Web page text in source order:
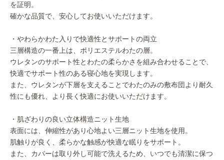
を証明。
確かな品質で、安心してお使いいただけます。
・やわらかわた入りで快適性とサポートの両立
三層構造の一番上は、ポリエステルわたの層。
ウレタンのサポート性とわたの柔らかさを組み合わせることで、
快適でサポート性のある寝心地を実現します。
また、ウレタンが下層を支えることでわたのみの敷布団より耐久
性にも優れ、より長く快適にお使いいただけます。
・肌ざわりの良い立体構造ニット生地
表面には、伸縮性があり心地よい三層ニット生地を使用。
肌触りが良く、柔らかな触感が快適な眠りをサポート。
また、カバーは取り外し可能で洗えるため、いつでも清潔に保つ